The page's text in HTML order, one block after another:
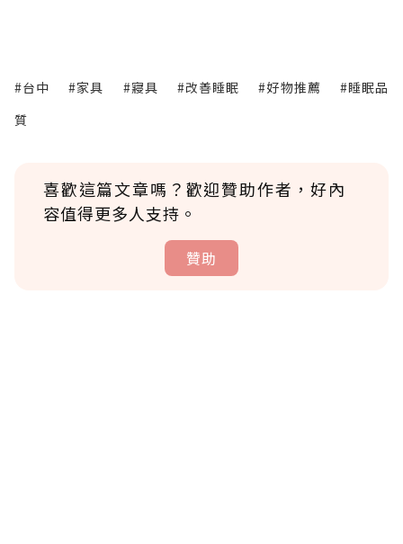
#台中 #家具 #寢具 #改善睡眠 #好物推薦
#睡眠品
質
喜歡這篇文章嗎？歡迎贊助作者，好內
容值得更多人支持。
贊助